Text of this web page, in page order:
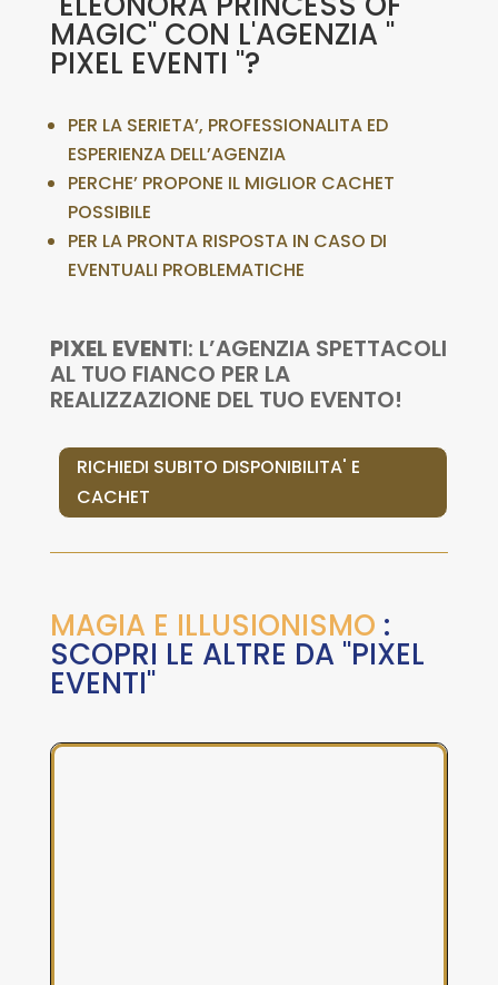
MAGIC" CON L'AGENZIA "
PIXEL EVENTI "?
PER LA SERIETA’, PROFESSIONALITA ED
ESPERIENZA DELL’AGENZIA
PERCHE’ PROPONE IL MIGLIOR CACHET
POSSIBILE
PER LA PRONTA RISPOSTA IN CASO DI
EVENTUALI PROBLEMATICHE
PIXEL EVENTI: L’AGENZIA SPETTACOLI
AL TUO FIANCO PER LA
REALIZZAZIONE DEL TUO EVENTO!
RICHIEDI SUBITO DISPONIBILITA' E
CACHET
MAGIA E ILLUSIONISMO :
SCOPRI LE ALTRE DA "PIXEL
EVENTI"